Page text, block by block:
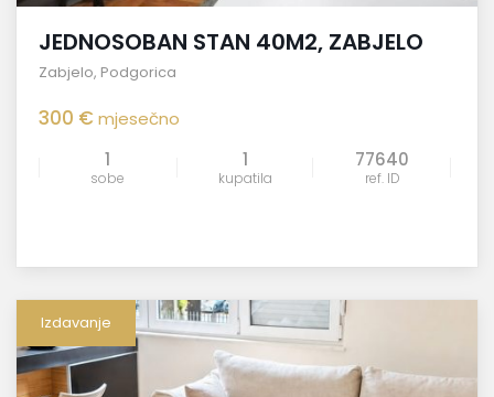
JEDNOSOBAN STAN 40M2, ZABJELO
Zabjelo, Podgorica
300 €mjesečno
1
sobe
1
kupatila
77640
ref. ID
Izdavanje